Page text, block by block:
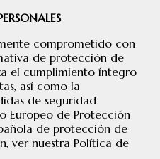
comprometido con
de protección de
el cumplimiento íntegro
así como la
de seguridad
Europeo de Protección
de protección de
ver nuestra Política de